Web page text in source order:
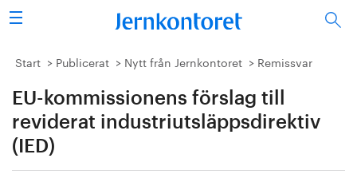
Sök
Stålindustrin
Vision 2050
Forskning/utbildning
Start Publicerat Nytt från Jernkontoret Remissvar
EU-kommissionens förslag till
reviderat industriutsläppsdirektiv
(IED)